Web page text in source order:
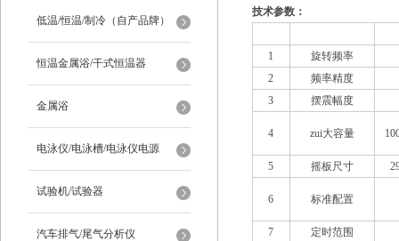
低温/恒温/制冷（自产品牌）
恒温金属浴/干式恒温器
金属浴
电泳仪/电泳槽/电泳仪电源
试验机/试验器
汽车排气/尾气分析仪
技术参数：
1
旋转频率
2
频率精度
3
摆震幅度
4 zui大容量
5 摇板尺寸
6 标准配置
7
定时范围